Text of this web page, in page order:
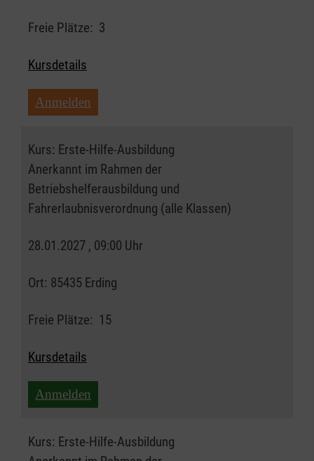
Freie Plätze: 3
Kursdetails
Anmelden
Kurs: Erste-Hilfe-Ausbildung
Anerkannt im Rahmen der
Betriebshelferausbildung und
Fahrerlaubnisverordnung (alle Klassen)
28.01.2027 , 09:00 Uhr
Ort: 85435 Erding
Freie Plätze: 15
Kursdetails
Anmelden
Kurs: Erste-Hilfe-Ausbildung